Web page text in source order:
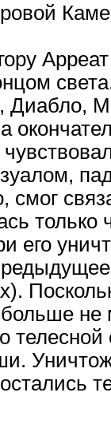
смог
только
его